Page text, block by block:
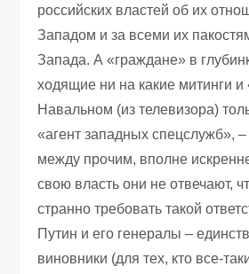
российских властей об их
Западом и за всеми их
Запада. А «граждане» в
ходящие ни на какие митинги
Навальном (из телевизора)
«агент западных спецслужб»,
между прочим, вполне
свою власть они не отвечают,
странно требовать такой
Путин и его генералы –
виновники (для тех, кто все-